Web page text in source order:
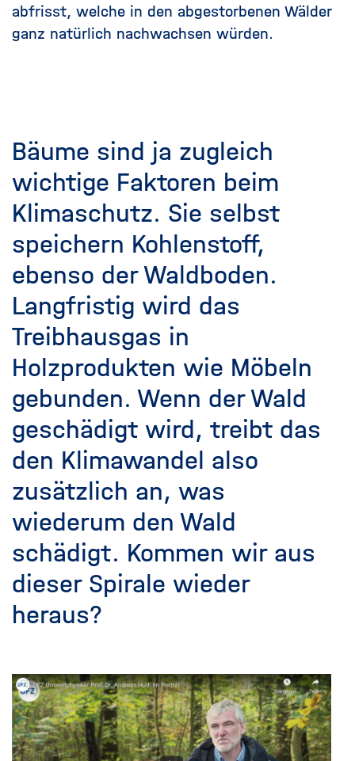
abfrisst, welche in den abgestorbenen Wälder
ganz natürlich nachwachsen würden.
Bäume sind ja zugleich
wichtige Faktoren beim
Klimaschutz. Sie selbst
speichern Kohlenstoff,
ebenso der Waldboden.
Langfristig wird das
Treibhausgas in
Holzprodukten wie Möbeln
gebunden. Wenn der Wald
geschädigt wird, treibt das
den Klimawandel also
zusätzlich an, was
wiederum den Wald
schädigt. Kommen wir aus
dieser Spirale wieder
heraus?